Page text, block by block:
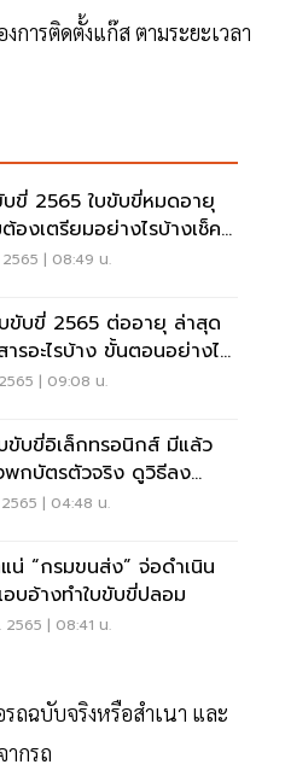
การติดตั้งแก๊ส ตามระยะเวลา
บขี่ 2565 ใบขับขี่หมดอายุ
องเตรียมอย่างไรบ้างเช็คที่
| 08:49 น.
บขับขี่ 2565 ต่ออายุ ล่าสุด
ารอะไรบ้าง ขั้นตอนอย่างไร
| 09:08 น.
ขับขี่อิเล็กทรอนิกส์ มีแล้ว
พกบัตรตัวจริง ดูวิธีลง
| 04:48 น.
น่ “กรมขนส่ง” จ่อดำเนิน
บอ้างทำใบขับขี่ปลอม
2565 | 08:41 น.
ถฉบับจริงหรือสำเนา และ
กรถ